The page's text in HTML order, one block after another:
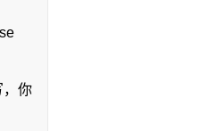
，你